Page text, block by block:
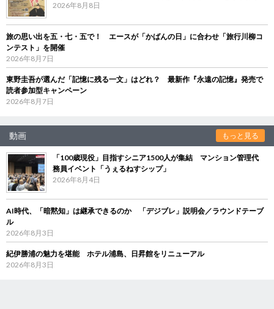
2026年8月8日
旅の思い出を五・七・五で！ エースが「かばんの日」に合わせ「旅行川柳コ
ンテスト」を開催
2026年8月7日
東野圭吾が選んだ「記憶に残る一文」はどれ？ 最新作『永遠の記憶』発売で
読者参加型キャンペーン
2026年8月7日
動画 もっと見る
「100歳現役」目指すシニア1500人が集結 マンション管理代
務員イベント「うぇるねすシップ」
2026年8月4日
AI時代、「暗黙知」は継承できるのか 「デジブレ」説明会／ラウンドテーブ
ル
2026年8月3日
紀伊勝浦の魅力を堪能 ホテル浦島、日昇館をリニューアル
2026年8月3日